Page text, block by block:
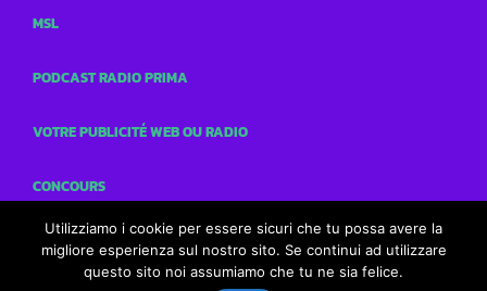
MSL
PODCAST RADIO PRIMA
VOTRE PUBLICITÉ WEB OU RADIO
CONCOURS
CONTACTS
Utilizziamo i cookie per essere sicuri che tu possa avere la
migliore esperienza sul nostro sito. Se continui ad utilizzare
questo sito noi assumiamo che tu ne sia felice.